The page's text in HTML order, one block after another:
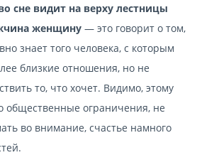
сне видит на верху лестницы
женщину — это говорит о том,
знает того человека, с которым
близкие отношения, но не
то, что хочет. Видимо, этому
общественные ограничения, не
во внимание, счастье намного